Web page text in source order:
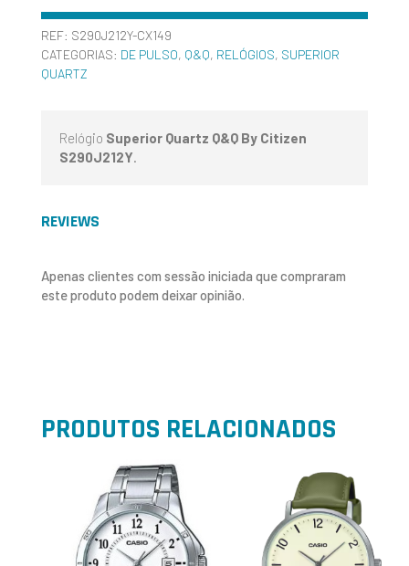
REF: S290J212Y-CX149
CATEGORIAS: DE PULSO, Q&Q, RELÓGIOS, SUPERIOR
QUARTZ
Relógio Superior Quartz Q&Q By Citizen
S290J212Y.
REVIEWS
Apenas clientes com sessão iniciada que compraram
este produto podem deixar opinião.
PRODUTOS RELACIONADOS